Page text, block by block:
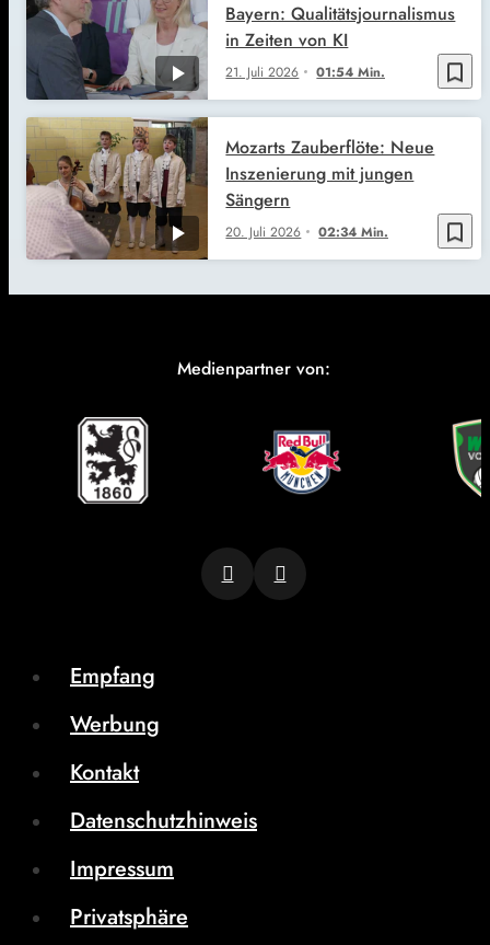
bookmark_border
21. Juli 2026 01:54 Min.
Bayern: Qualitätsjournalismus
in Zeiten von KI
bookmark_border
20. Juli 2026 02:34 Min.
Mozarts Zauberflöte: Neue
Inszenierung mit jungen
Sängern
Medienpartner von:
Empfang
Werbung
Kontakt
Datenschutzhinweis
Impressum
Privatsphäre